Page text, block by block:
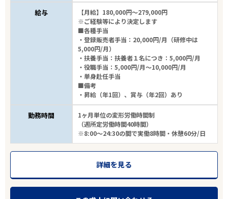
給与
【月給】180,000円～279,000円
※ご経験等により決定します
■各種手当
・登録販売者手当：20,000円/月（研修中は
5,000円/月）
・扶養手当：扶養者１名につき：5,000円/月
・役職手当：5,000円/月～10,000円/月
・単身赴任手当
■備考
・昇給（年1回）、賞与（年2回）あり
勤務時間
1ヶ月単位の変形労働時間制
（週所定労働時間40時間）
※8:00～24:30の間で実働8時間・休憩60分/日
詳細を見る